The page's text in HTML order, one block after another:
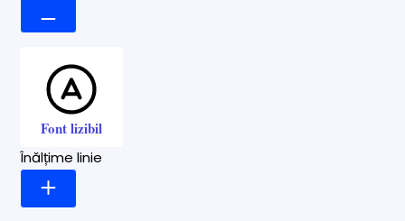
Font lizibil
Înălțime linie